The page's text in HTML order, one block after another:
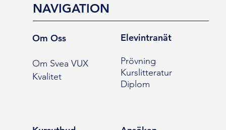
NAVIGATION
Om Oss
Om Svea VUX
Kvalitet
Elevintranät
Prövning
Kurslitteratur
Diplom